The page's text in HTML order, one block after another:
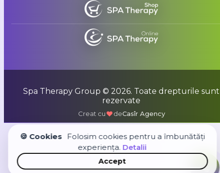
Spa Therapy Group © 2026. Toate drepturile sunt
rezervate
Creat cu deCasîr Agency
🍪 Cookies
Folosim cookies pentru a îmbunătăți
experiența. Detalii
Accept